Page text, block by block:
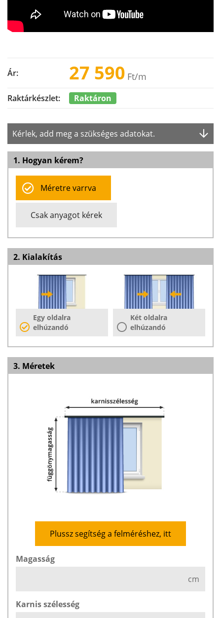
Ár: 27 590 Ft/m
Raktárkészlet: Raktáron
Kérlek, add meg a szükséges adatokat.
1. Hogyan kérem?
Méretre varrva
Csak anyagot kérek
2. Kialakítás
Egy oldalra
elhúzandó
Két oldalra
elhúzandó
3. Méretek
Plussz segítség a felméréshez, itt
Magasság
cm
Karnis szélesség